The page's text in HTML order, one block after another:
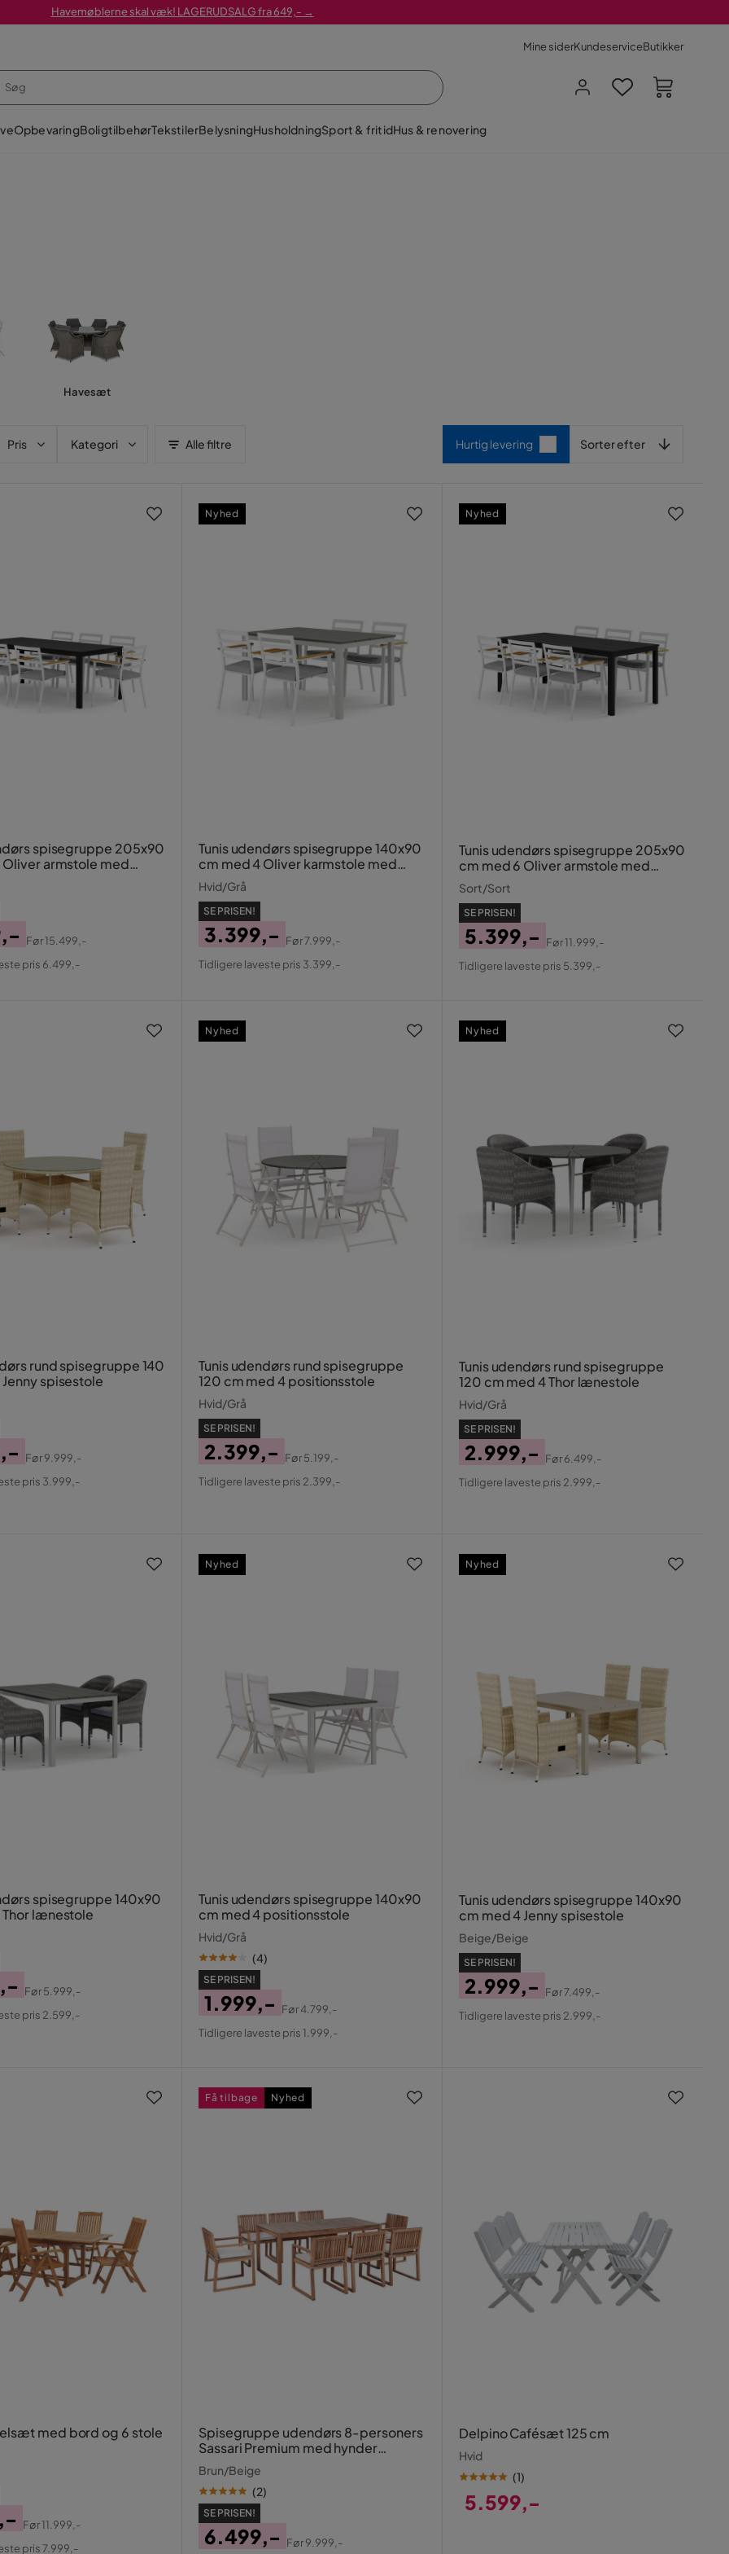
Havemøblerne skal væk! LAGERUDSALG fra 649,- →
Mine siderKundeserviceButikker
OpbevaringBoligtilbehørTekstilerBelysningHusholdningSport & fritidHus & renovering
Havesæt
Pris Kategori Alle filtre Hurtig levering Sorter efter
spisegruppe 205x90
armstole med
Før15.499,-
pris 6.499,-
Tunis udendørs spisegruppe 140x90
cm med 4 Oliver karmstole med
hynde
Hvid/Grå
SE PRISEN!
Pris
3.399,-
Original
Før7.999,-
Tidligere laveste pris 3.399,-
Nyhed
Tunis udendørs spisegruppe 205x90
cm med 6 Oliver armstole med
hynde
Sort/Sort
SE PRISEN!
Pris
5.399,-
Original
Før11.999,-
Tidligere laveste pris 5.399,-
Nyhed
rund spisegruppe 140
spisestole
Før9.999,-
pris 3.999,-
Tunis udendørs rund spisegruppe
120 cm med 4 positionsstole
Hvid/Grå
SE PRISEN!
Pris
2.399,-
Original
Før5.199,-
Tidligere laveste pris 2.399,-
Nyhed
Tunis udendørs rund spisegruppe
120 cm med 4 Thor lænestole
Hvid/Grå
SE PRISEN!
Pris
2.999,-
Original
Før6.499,-
Tidligere laveste pris 2.999,-
Nyhed
spisegruppe 140x90
lænestole
Før5.999,-
pris 2.599,-
Tunis udendørs spisegruppe 140x90
cm med 4 positionsstole
Hvid/Grå
(4)
SE PRISEN!
Pris
1.999,-
Original
Før4.799,-
Tidligere laveste pris 1.999,-
Nyhed
Tunis udendørs spisegruppe 140x90
cm med 4 Jenny spisestole
Beige/Beige
SE PRISEN!
Pris
2.999,-
Original
Før7.499,-
Tidligere laveste pris 2.999,-
Nyhed
med bord og 6 stole
Før11.999,-
pris 7.999,-
Spisegruppe udendørs 8-personers
Sassari Premium med hynder
akacietræ
Brun/Beige
(2)
SE PRISEN!
6.499,-
Før9.999,-
Få tilbage Nyhed
Delpino Cafésæt 125 cm
Hvid
(1)
5.599,-